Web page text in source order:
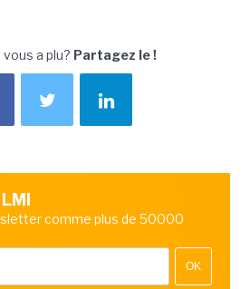
a plu? Partagez le !
comme plus de 50000
OK